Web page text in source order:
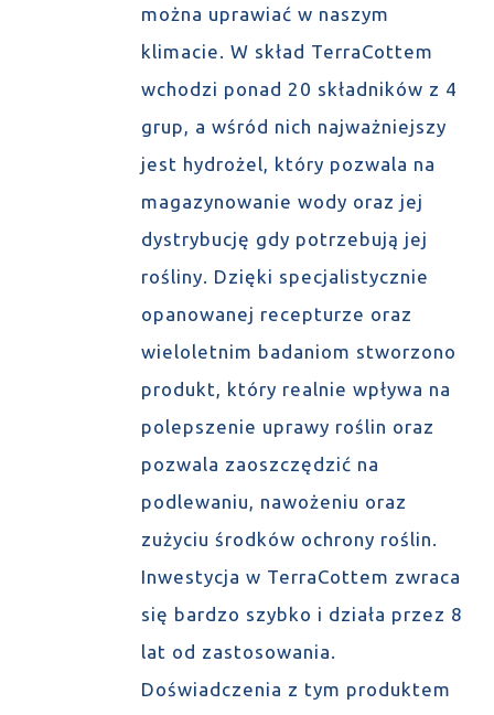
można uprawiać w naszym
klimacie. W skład TerraCottem
wchodzi ponad 20 składników z 4
grup, a wśród nich najważniejszy
jest hydrożel, który pozwala na
magazynowanie wody oraz jej
dystrybucję gdy potrzebują jej
rośliny. Dzięki specjalistycznie
opanowanej recepturze oraz
wieloletnim badaniom stworzono
produkt, który realnie wpływa na
polepszenie uprawy roślin oraz
pozwala zaoszczędzić na
podlewaniu, nawożeniu oraz
zużyciu środków ochrony roślin.
Inwestycja w TerraCottem zwraca
się bardzo szybko i działa przez 8
lat od zastosowania.
Doświadczenia z tym produktem